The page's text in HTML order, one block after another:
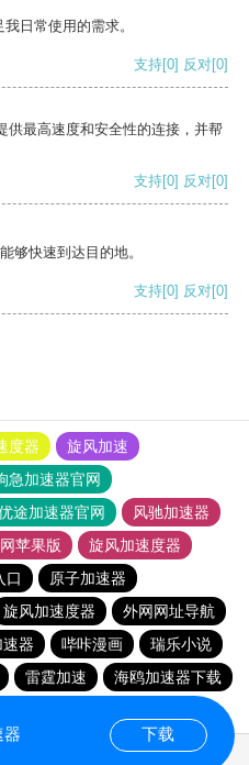
日常使用的需求。
支持[0] 反对[0]
供最高速度和安全性的连接，并帮
支持[0] 反对[0]
够快速到达目的地。
支持[0] 反对[0]
度器
旋风加速
急加速器官网
途加速器官网
风驰加速器
苹果版
旋风加速度器
口
原子加速器
旋风加速度器
外网网址导航
器 哔咔漫画
瑞乐小说
雷霆加速
海鸥加速器下载
器 下载